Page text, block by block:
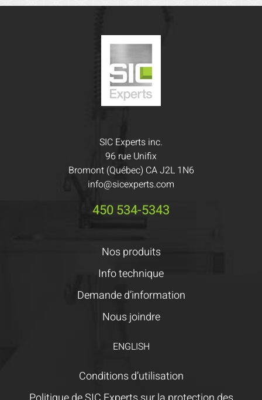
SIC Experts inc.
96 rue Unifix
Bromont (Québec) CA J2L 1N6
info@sicexperts.com
450 534-5343
Nos produits
Info technique
Demande d’information
Nous joindre
ENGLISH
Conditions d’utilisation